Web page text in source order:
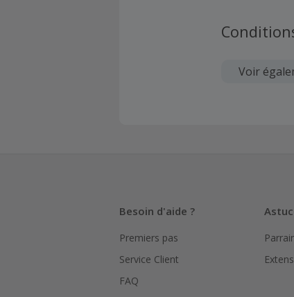
Voir
Besoin d'aide ?
Premiers pas
Service Client
FAQ